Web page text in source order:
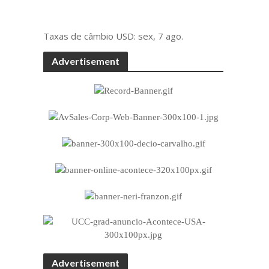
Taxas de câmbio USD: sex, 7 ago.
Advertisement
Advertisement